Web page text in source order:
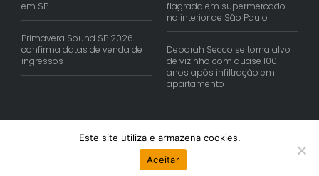
em SP
Primavera Sound SP 2026
confirma datas de venda de
ingressos
flagrada em supermercado
no interior de São Paulo
Deborah Secco se torna alvo
de vizinho com quase 100
anos após infiltração em
apartamento
© Copyright 2026 | Reis Comunica. Todos os Direitos Reservados.
Este site utiliza e armazena cookies.
Aceitar